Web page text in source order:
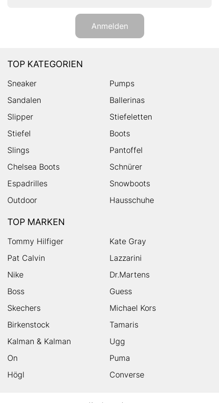
Anmelden
TOP KATEGORIEN
Sneaker
Pumps
Sandalen
Ballerinas
Slipper
Stiefeletten
Stiefel
Boots
Slings
Pantoffel
Chelsea Boots
Schnürer
Espadrilles
Snowboots
Outdoor
Hausschuhe
TOP MARKEN
Tommy Hilfiger
Kate Gray
Pat Calvin
Lazzarini
Nike
Dr.Martens
Boss
Guess
Skechers
Michael Kors
Birkenstock
Tamaris
Kalman & Kalman
Ugg
On
Puma
Högl
Converse